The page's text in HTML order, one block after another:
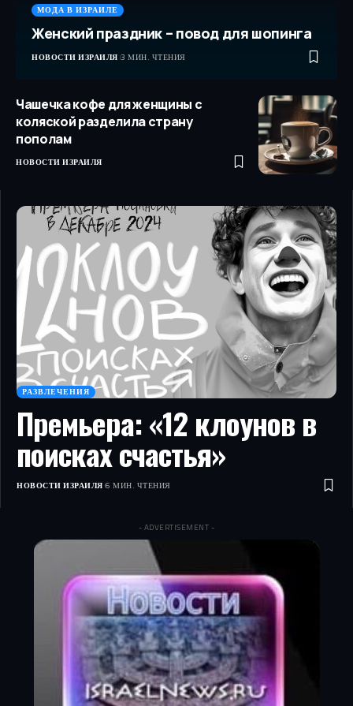
МОДА В ИЗРАИЛЕ
Женский праздник – повод для шопинга
НОВОСТИ ИЗРАИЛЯ 3 МИН. ЧТЕНИЯ
Чашечка кофе для женщины с
коляской разделила страну
пополам
НОВОСТИ ИЗРАИЛЯ
РАЗВЛЕЧЕНИЯ
Премьера: «12 клоунов в
поисках счастья»
НОВОСТИ ИЗРАИЛЯ 6 МИН. ЧТЕНИЯ
- ADVERTISEMENT -